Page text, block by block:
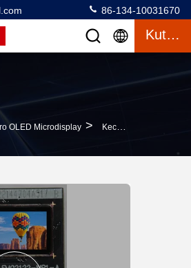
86-134-10031670
Kutipan
OLED Microdisplay > Kecerahan Maksimum, 1500 Cd/m2,1024×768 Micro OLED Display 0,39 Inch Vertical RGB Strip Microdisplay Untuk VR AR Drones